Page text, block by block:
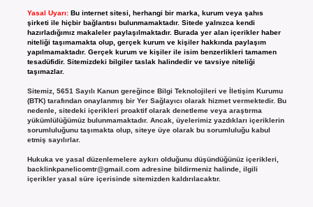
Yasal Uyarı: Bu internet sitesi, herhangi bir marka, kurum veya şahıs
şirketi ile hiçbir bağlantısı bulunmamaktadır. Sitede yalnızca kendi
hazırladığımız makaleler paylaşılmaktadır. Burada yer alan içerikler haber
niteliği taşımamakta olup, gerçek kurum ve kişiler hakkında paylaşım
yapılmamaktadır. Gerçek kurum ve kişiler ile isim benzerlikleri tamamen
tesadüfidir. Sitemizdeki bilgiler taslak halindedir ve tavsiye niteliği
taşımazlar.
Sitemiz, 5651 Sayılı Kanun gereğince Bilgi Teknolojileri ve İletişim Kurumu
(BTK) tarafından onaylanmış bir Yer Sağlayıcı olarak hizmet vermektedir. Bu
nedenle, sitedeki içerikleri proaktif olarak denetleme veya araştırma
yükümlülüğümüz bulunmamaktadır. Ancak, üyelerimiz yazdıkları içeriklerin
sorumluluğunu taşımakta olup, siteye üye olarak bu sorumluluğu kabul
etmiş sayılırlar.
Hukuka ve yasal düzenlemelere aykırı olduğunu düşündüğünüz içerikleri,
backlinkpanelicomtr@gmail.comadresine bildirmeniz halinde, ilgili
içerikler yasal süre içerisinde sitemizden kaldırılacaktır.